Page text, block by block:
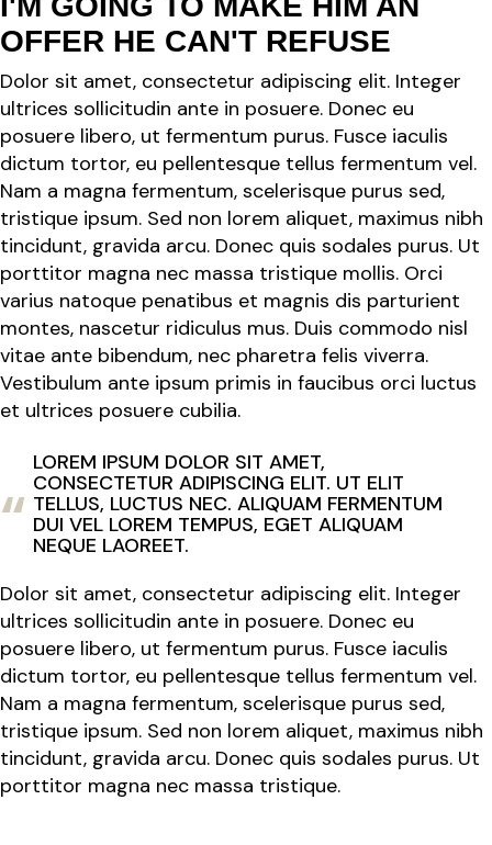
OFFER HE CAN'T REFUSE
Dolor sit amet, consectetur adipiscing elit. Integer
ultrices sollicitudin ante in posuere. Donec eu
posuere libero, ut fermentum purus. Fusce iaculis
dictum tortor, eu pellentesque tellus fermentum vel.
Nam a magna fermentum, scelerisque purus sed,
tristique ipsum. Sed non lorem aliquet, maximus nibh
tincidunt, gravida arcu. Donec quis sodales purus. Ut
porttitor magna nec massa tristique mollis. Orci
varius natoque penatibus et magnis dis parturient
montes, nascetur ridiculus mus. Duis commodo nisl
vitae ante bibendum, nec pharetra felis viverra.
Vestibulum ante ipsum primis in faucibus orci luctus
et ultrices posuere cubilia.
LOREM IPSUM DOLOR SIT AMET,
CONSECTETUR ADIPISCING ELIT. UT ELIT
TELLUS, LUCTUS NEC. ALIQUAM FERMENTUM
DUI VEL LOREM TEMPUS, EGET ALIQUAM
NEQUE LAOREET.
Dolor sit amet, consectetur adipiscing elit. Integer
ultrices sollicitudin ante in posuere. Donec eu
posuere libero, ut fermentum purus. Fusce iaculis
dictum tortor, eu pellentesque tellus fermentum vel.
Nam a magna fermentum, scelerisque purus sed,
tristique ipsum. Sed non lorem aliquet, maximus nibh
tincidunt, gravida arcu. Donec quis sodales purus. Ut
porttitor magna nec massa tristique.